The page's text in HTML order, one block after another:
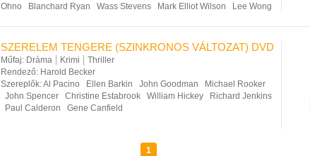
Ohno
Blanchard Ryan Wass Stevens Mark Elliot Wilson Lee Wong
SZERELEM TENGERE (SZINKRONOS VÁLTOZAT) DVD
Műfaj: Dráma Krimi
Thriller
Rendező: Harold Becker
Szereplők:Al Pacino Ellen Barkin John Goodman
Michael Rooker
John Spencer
Christine Estabrook William Hickey
Richard Jenkins
Paul Calderon
Gene Canfield
1